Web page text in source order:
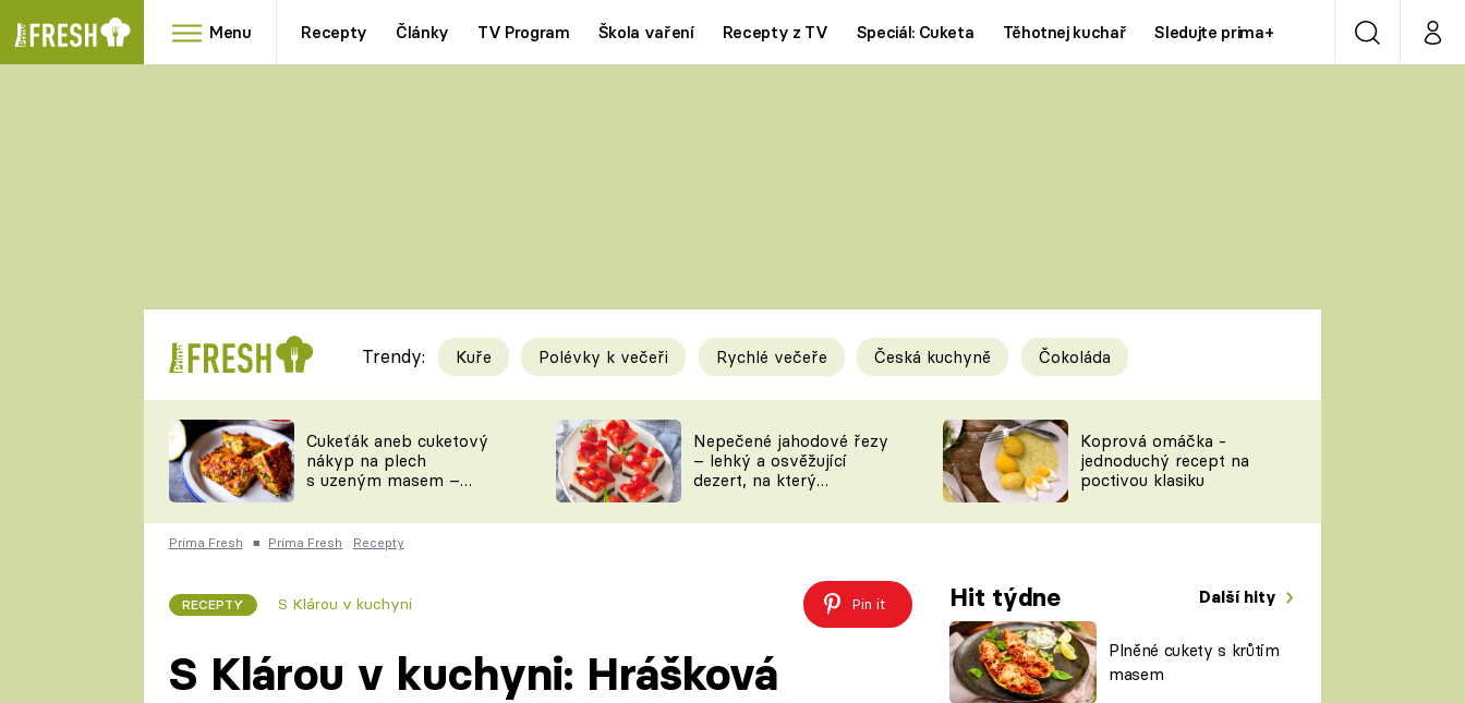
Menu Recepty Články TV Program Škola vaření Recepty z TV Speciál: Cuketa Těhotnej kuchař Sledujte prima+ VyhledáváníMůj
RYCHLOVKY
Videorecepty
TEĎ VAŘÍ ŠÉF!
ČESKO NA TALÍŘI
KUCHAŘKA
Tipy a triky
KAM ZA JÍDLEM
VYCHYTÁVKY
Novinky
ŠÉFREDAKTORKY
ČASOPIS
Prima LAJK
Sledujte nás
Trendy: Kuře Polévky k večeři Rychlé večeře Česká kuchyně Čokoláda
Cukeťák aneb cuketový
nákyp na plech
s uzeným masem –
zpracovat přerostlé
cukety
Nepečené jahodové řezy
– lehký a osvěžující
dezert, na který
Koprová omáčka -
jednoduchý recept na
poctivou klasiku
Prima Fresh ■ Prima Fresh Recepty
RECEPTY S Klárou v kuchyni Pin it Hit týdne Další hity
Plněné cukety s krůtím
masem
S Klárou v kuchyni: Hrášková